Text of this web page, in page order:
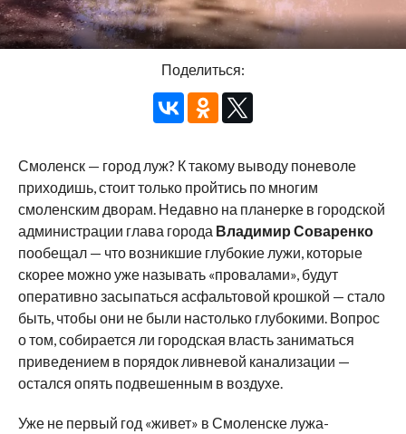
Поделиться:
Смоленск — город луж? К такому выводу поневоле
приходишь, стоит только пройтись по многим
смоленским дворам. Недавно на планерке в городской
администрации глава города Владимир Соваренко
пообещал — что возникшие глубокие лужи, которые
скорее можно уже называть «провалами», будут
оперативно засыпаться асфальтовой крошкой — стало
быть, чтобы они не были настолько глубокими. Вопрос
о том, собирается ли городская власть заниматься
приведением в порядок ливневой канализации —
остался опять подвешенным в воздухе.
Уже не первый год «живет» в Смоленске лужа-